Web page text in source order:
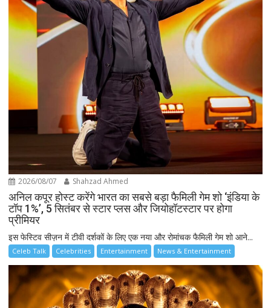
2026/08/07 Shahzad Ahmed
अनिल कपूर होस्ट करेंगे भारत का सबसे बड़ा फैमिली गेम शो ‘इंडिया के
टॉप 1%’, 5 सितंबर से स्टार प्लस और जियोहॉटस्टार पर होगा
प्रीमियर
इस फेस्टिव सीज़न में टीवी दर्शकों के लिए एक नया और रोमांचक फैमिली गेम शो आने...
Celeb Talk Celebrities Entertainment News & Entertainment